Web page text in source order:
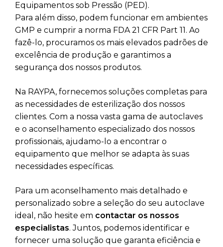
Equipamentos sob Pressão (PED).
Para além disso, podem funcionar em ambientes
GMP e cumprir a norma FDA 21 CFR Part 11. Ao
fazê-lo, procuramos os mais elevados padrões de
excelência de produção e garantimos a
segurança dos nossos produtos.
Na RAYPA, fornecemos soluções completas para
as necessidades de esterilização dos nossos
clientes. Com a nossa vasta gama de autoclaves
e o aconselhamento especializado dos nossos
profissionais, ajudamo-lo a encontrar o
equipamento que melhor se adapta às suas
necessidades específicas.
Para um aconselhamento mais detalhado e
personalizado sobre a seleção do seu autoclave
ideal, não hesite em contactar os nossos
especialistas. Juntos, podemos identificar e
fornecer uma solução que garanta eficiência e